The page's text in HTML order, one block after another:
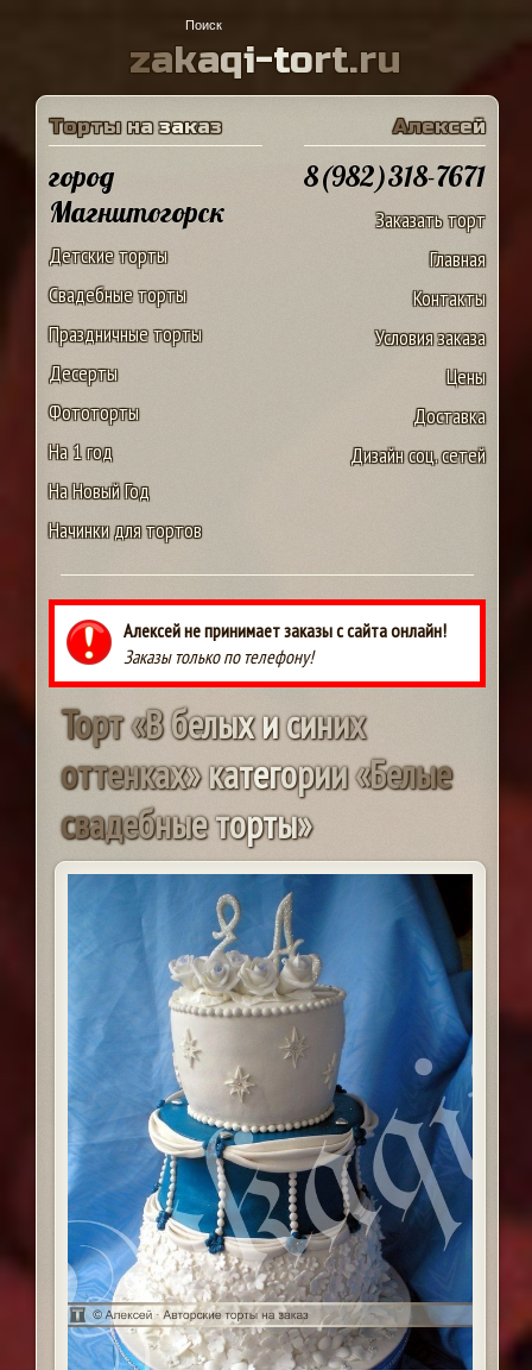
zakaqi-tort.ru
Торты на заказ
город
Магнитогорск
Детские торты
Свадебные торты
Праздничные торты
Десерты
Фототорты
На 1 год
На Новый Год
Начинки для тортов
Алексей
8(982)318-7671
Заказать торт
Главная
Контакты
Условия заказа
Цены
Доставка
Дизайн соц. сетей
Алексей не принимает заказы с сайта онлайн!
Заказы только по телефону!
Торт«Вбелыхисиних
оттенках»категории«Белые
свадебныеторты»